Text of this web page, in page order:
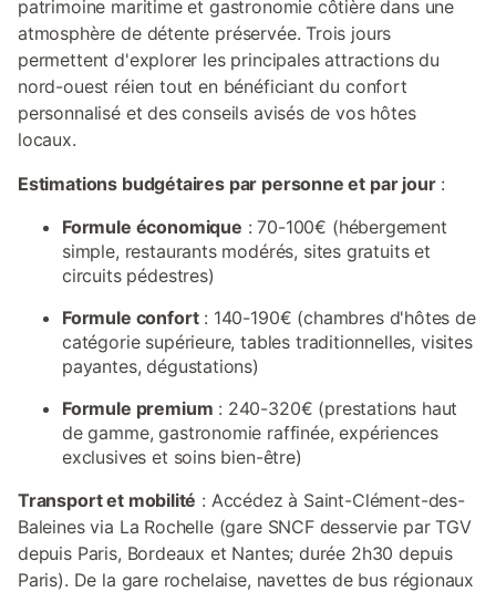
patrimoine maritime et gastronomie côtière dans une
atmosphère de détente préservée. Trois jours
permettent d'explorer les principales attractions du
nord-ouest réien tout en bénéficiant du confort
personnalisé et des conseils avisés de vos hôtes
locaux.
Estimations budgétaires par personne et par jour:
Formule économique : 70-100€ (hébergement
simple, restaurants modérés, sites gratuits et
circuits pédestres)
Formule confort: 140-190€ (chambres d'hôtes de
catégorie supérieure, tables traditionnelles, visites
payantes, dégustations)
Formule premium : 240-320€ (prestations haut
de gamme, gastronomie raffinée, expériences
exclusives et soins bien-être)
Transport et mobilité : Accédez à Saint-Clément-des-
Baleines via La Rochelle (gare SNCF desservie par TGV
depuis Paris, Bordeaux et Nantes; durée 2h30 depuis
Paris). De la gare rochelaise, navettes de bus régionaux